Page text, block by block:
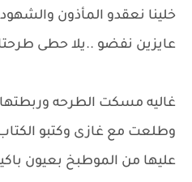
خلينا نعقدو المأذون
عايزين نفضو ..يلا حطى
غاليه مسكت الطرحه
وطلعت مع غازى وكتبو
عليها من الموطبخ بعيون